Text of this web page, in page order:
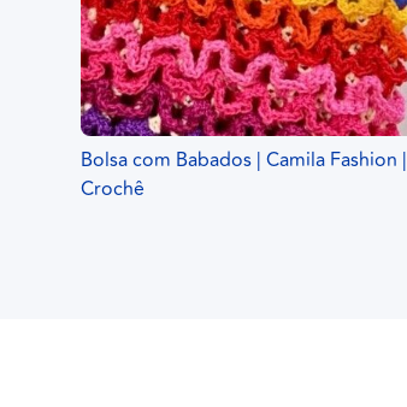
Bolsa com Babados | Camila Fashion |
Crochê